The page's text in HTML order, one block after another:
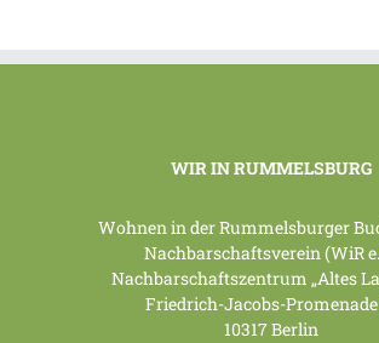
WIR IN RUMMELSBURG
Wohnen in der Rummelsburger
Nachbarschaftsverein (WiR
Nachbarschaftszentrum „Altes
Friedrich-Jacobs-Promenade
10317 Berlin